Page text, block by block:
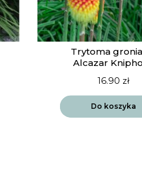
Trytoma
Alcazar
16.90 zł
Do koszyka